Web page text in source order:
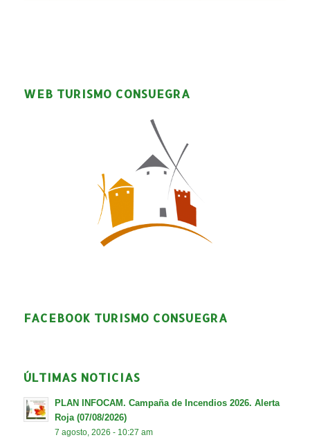
WEB TURISMO CONSUEGRA
FACEBOOK TURISMO CONSUEGRA
ÚLTIMAS NOTICIAS
PLAN INFOCAM. Campaña de Incendios 2026. Alerta
Roja (07/08/2026)
7 agosto, 2026 - 10:27 am